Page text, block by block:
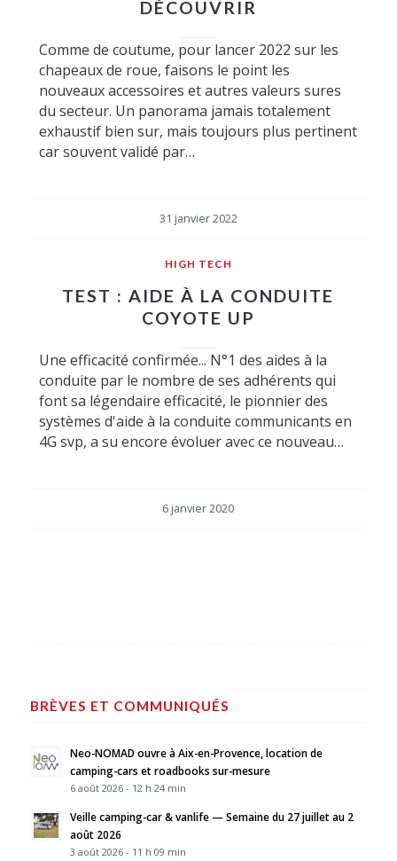
DÉCOUVRIR
Comme de coutume, pour lancer 2022 sur les
chapeaux de roue, faisons le point les
nouveaux accessoires et autres valeurs sures
du secteur. Un panorama jamais totalement
exhaustif bien sur, mais toujours plus pertinent
car souvent validé par…
31 janvier 2022
HIGH TECH
TEST : AIDE À LA CONDUITE
COYOTE UP
Une efficacité confirmée... N°1 des aides à la
conduite par le nombre de ses adhérents qui
font sa légendaire efficacité, le pionnier des
systèmes d'aide à la conduite communicants en
4G svp, a su encore évoluer avec ce nouveau…
6 janvier 2020
BRÈVES ET COMMUNIQUÉS
Neo-NOMAD ouvre à Aix-en-Provence, location de
camping-cars et roadbooks sur-mesure
6 août 2026 - 12 h 24 min
Veille camping-car & vanlife — Semaine du 27 juillet au 2
août 2026
3 août 2026 - 11 h 09 min